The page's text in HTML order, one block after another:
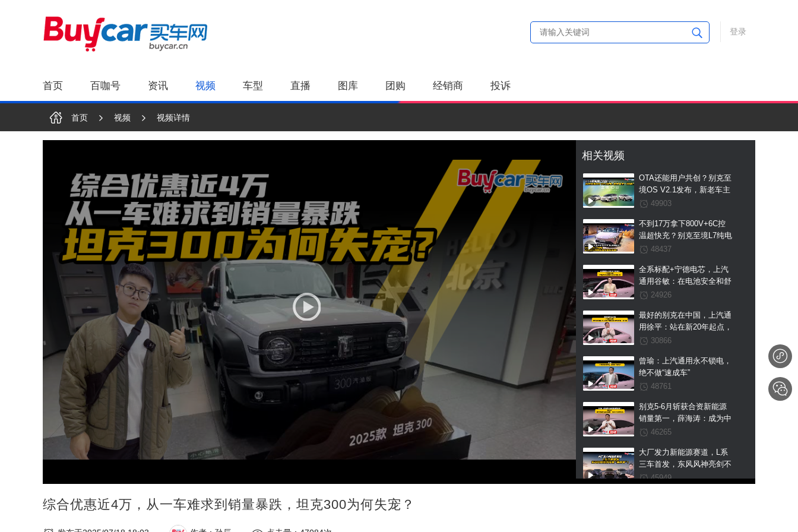
登录
首页 百咖号 资讯 视频 车型 直播 图库 团购 经销商 投诉
首页 视频 视频详情
相关视频
OTA还能用户共创？别克至
境OS V2.1发布，新老车主
一视同仁
49903
不到17万拿下800V+6C控
温超快充？别克至境L7纯电
这波国补预售权益价直接杀
48437
全系标配+宁德电芯，上汽
通用谷敏：在电池安全和舒
适上我们不搞区别
24926
最好的别克在中国，上汽通
用徐平：站在新20年起点，
至境L7纯电是我们交出的第
30866
曾瑜：上汽通用永不锁电，
绝不做“速成车”
48761
别克5-6月斩获合资新能源
销量第一，薛海涛：成为中
国市场新能源第一是我们未
46265
大厂发力新能源赛道，L系
三车首发，东风风神亮剑不
做“速成车”！
45949
综合优惠近4万，从一车难求到销量暴跌，坦克300为何失宠？